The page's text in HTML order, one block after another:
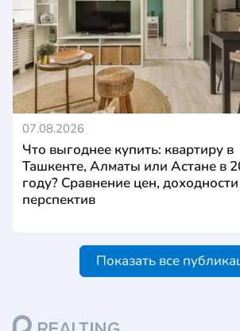
07.08.2026
Что выгоднее купить: квартиру в
Ташкенте, Алматы или Астане в
году? Сравнение цен,
перспектив
Показать все